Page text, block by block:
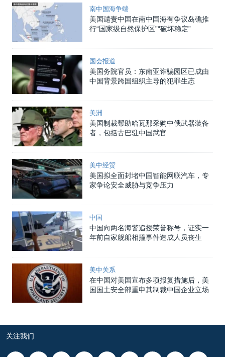
南中国海争端
美国谴责中国在南中国海有争议岛礁推
行“国家级自然保护区”“破坏稳定”
国会报道
美国务院官员：东南亚诈骗园区已成由
中国背景跨国组织主导的犯罪生态
美洲
美国制裁帮助哈瓦那采购中俄武器装备
者，包括古巴驻中国武官
美中经贸
美国拟全面封堵中国智能网联汽车，专
家争论安全威胁与竞争压力
中国
中国向两名海警追授荣誉称号，证实一
年前自家舰船相撞事件造成人员丧生
美中关系
在中国对美国宣布多项报复措施后，美
国国土安全部重申其制裁中国企业立场
关注我们